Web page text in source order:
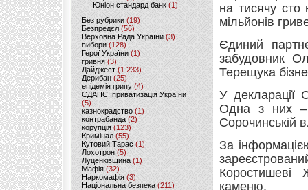
Юніон стандард банк(1)
Без рубрики (19)
Безпредєл(56)
Верховна Рада України (3)
вибори(128)
Герої України(1)
гривня (3)
Дайджест (1 233)
Дерибан (25)
епідемія грипу (4)
ЄДАПС: приватизація України
(5)
казнокрадство (1)
контрабанда (2)
корупція (123)
Кримінал (55)
Кутовий Тарас (1)
Лохотрон(5)
Луценківщина (1)
Мафія (32)
Наркомафія (3)
Національна безпека (211)
на тисячу сто
мільйонів
Єдиний
забудовник
Терещука
У декларації
Одна з них –
Сорочинській
За
Коростишеві
каменю.